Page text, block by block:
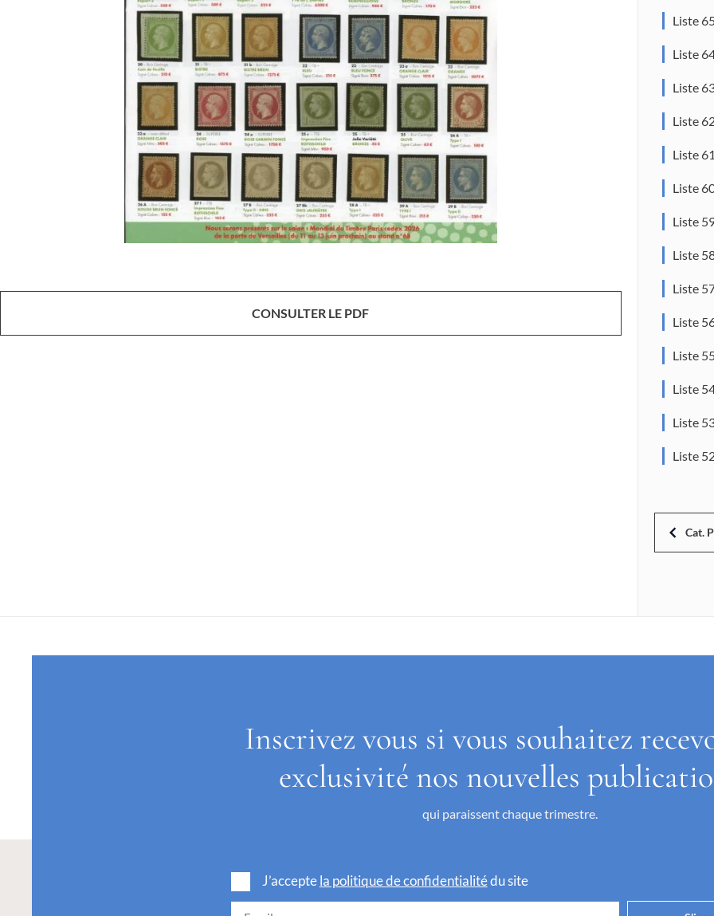
CONSULTER LE PDF
Liste
Liste
Liste
Liste
Liste 61
Liste
Liste
Liste
Liste
Liste
Liste
Liste
Liste
Liste
Cat.
Inscrivez vous si vous souhaitez
exclusivité nos nouvelles
qui paraissent chaque trimestre.
J’acceptela politique de confidentialitédu site